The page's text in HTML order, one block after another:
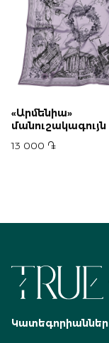
«Արմենիա»
մանուշակագույն
13 000 ֏
Կատեգորիաններ